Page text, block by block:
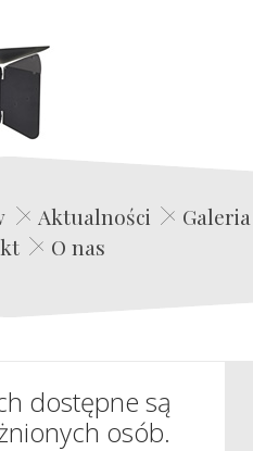
Edwin Film Agencja Aktorska
Aktualności
Galeria
O nas
dostępne są
osób.